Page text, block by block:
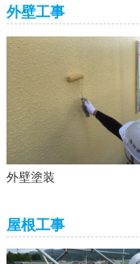
外壁工事
外壁塗装
屋根工事